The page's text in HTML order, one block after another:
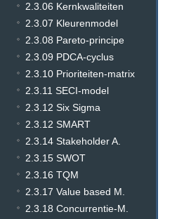
2.3.06 Kernkwaliteiten
2.3.07 Kleurenmodel
2.3.08 Pareto-principe
2.3.09 PDCA-cyclus
2.3.10 Prioriteiten-matrix
2.3.11 SECI-model
2.3.12 Six Sigma
2.3.12 SMART
2.3.14 Stakeholder A.
2.3.15 SWOT
2.3.16 TQM
2.3.17 Value based M.
2.3.18 Concurrentie-M.